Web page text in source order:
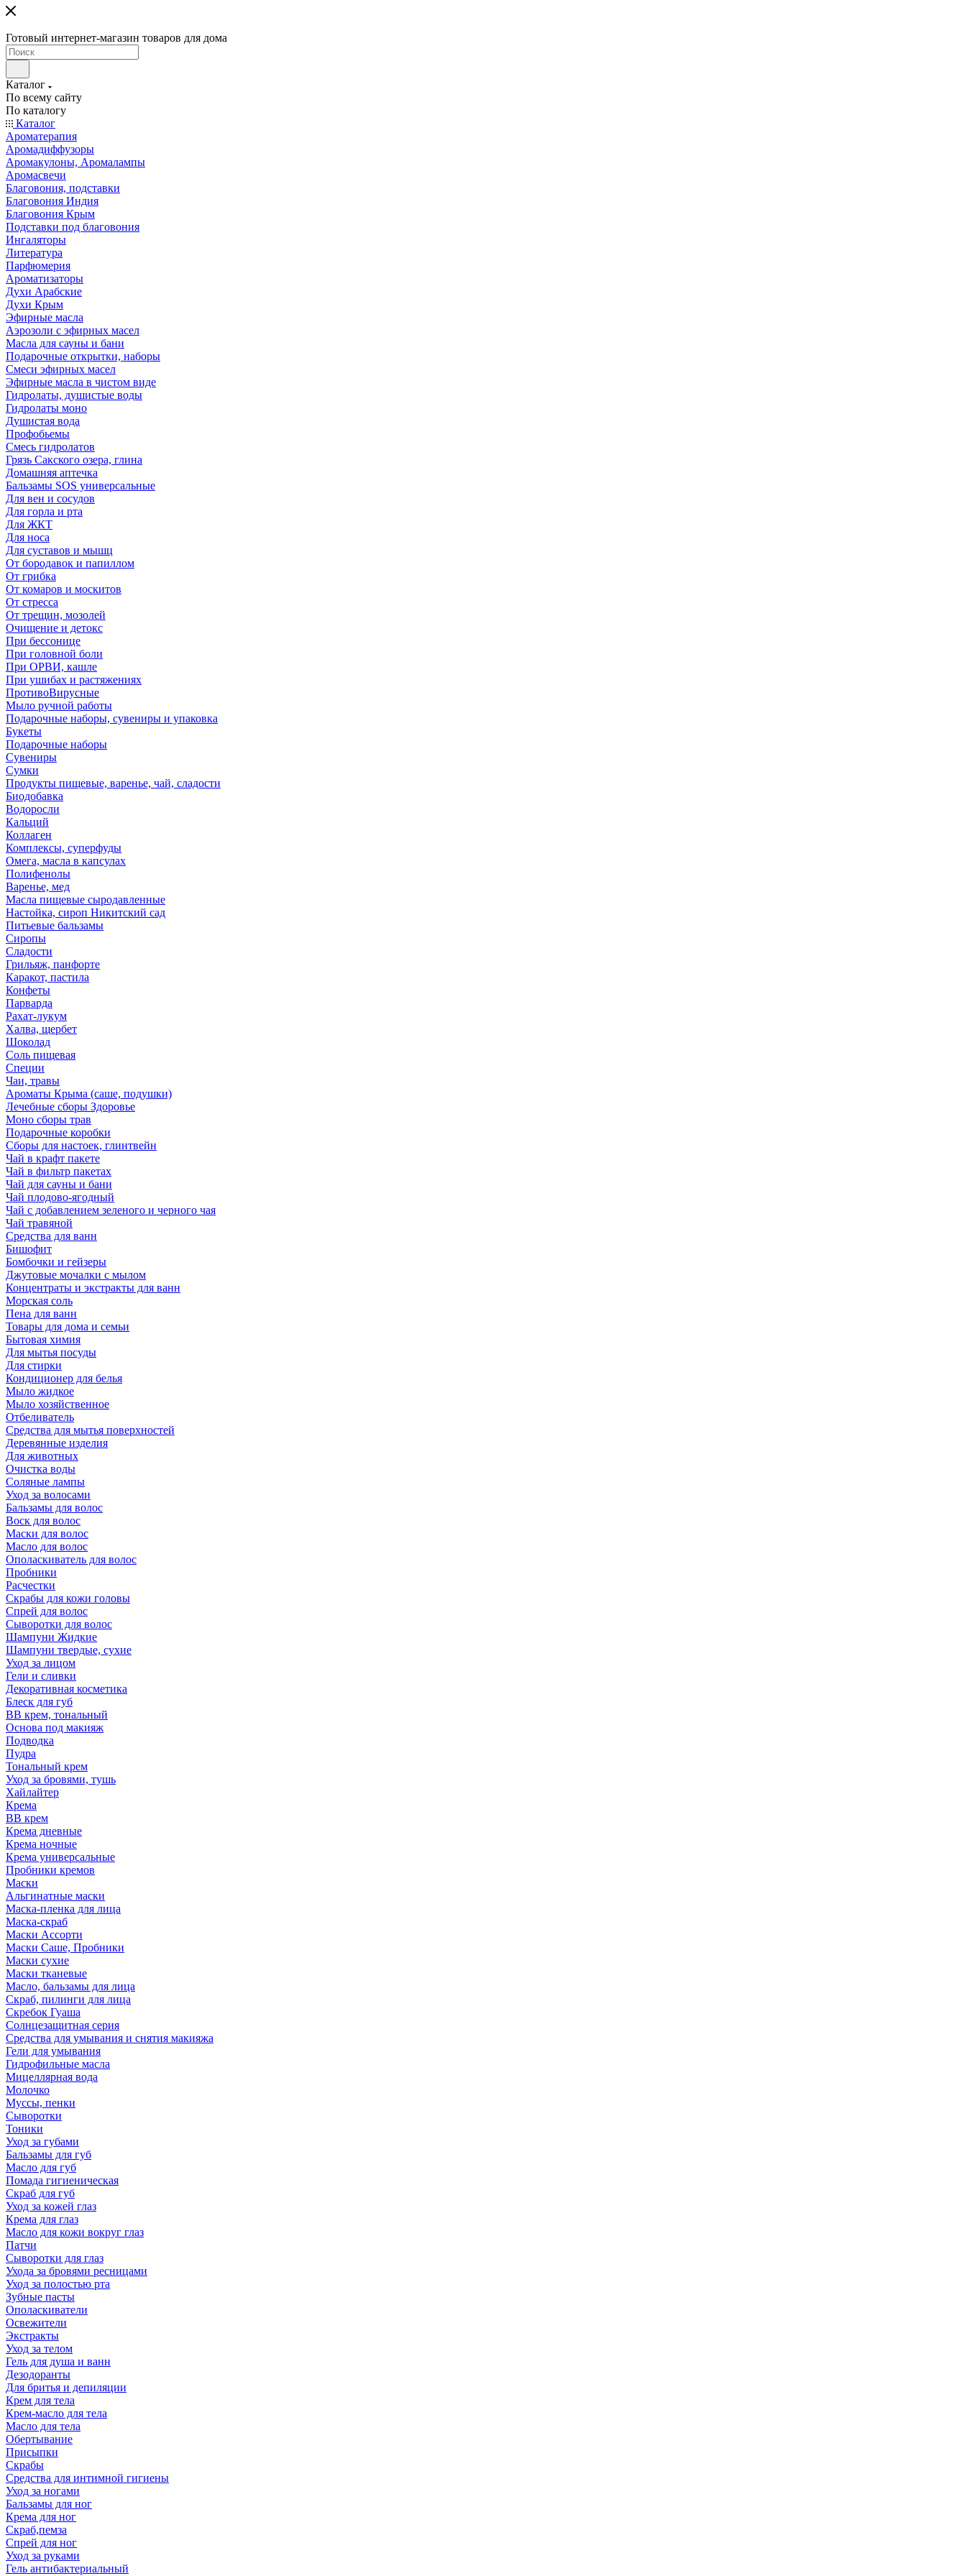
Готовый интернет-магазин товаров для дома
Каталог
По всему сайту
По каталогу
Каталог
Ароматерапия
Аромадиффузоры
Аромакулоны, Аромалампы
Аромасвечи
Благовония, подставки
Благовония Индия
Благовония Крым
Подставки под благовония
Ингаляторы
Литература
Парфюмерия
Ароматизаторы
Духи Арабские
Духи Крым
Эфирные масла
Аэрозоли с эфирных масел
Масла для сауны и бани
Подарочные открытки, наборы
Смеси эфирных масел
Эфирные масла в чистом виде
Гидролаты, душистые воды
Гидролаты моно
Душистая вода
Профобьемы
Смесь гидролатов
Грязь Сакского озера, глина
Домашняя аптечка
Бальзамы SOS универсальные
Для вен и сосудов
Для горла и рта
Для ЖКТ
Для носа
Для суставов и мышц
От бородавок и папиллом
От грибка
От комаров и москитов
От стресса
От трещин, мозолей
Очищение и детокс
При бессонице
При головной боли
При ОРВИ, кашле
При ушибах и растяжениях
ПротивоВирусные
Мыло ручной работы
Подарочные наборы, сувениры и упаковка
Букеты
Подарочные наборы
Сувениры
Сумки
Продукты пищевые, варенье, чай, сладости
Биодобавка
Водоросли
Кальций
Коллаген
Комплексы, суперфуды
Омега, масла в капсулах
Полифенолы
Варенье, мед
Масла пищевые сыродавленные
Настойка, сироп Никитский сад
Питьевые бальзамы
Сиропы
Сладости
Грильяж, панфорте
Каракот, пастила
Конфеты
Парварда
Рахат-лукум
Халва, щербет
Шоколад
Соль пищевая
Специи
Чаи, травы
Ароматы Крыма (саше, подушки)
Лечебные сборы Здоровье
Моно сборы трав
Подарочные коробки
Сборы для настоек, глинтвейн
Чай в крафт пакете
Чай в фильтр пакетах
Чай для сауны и бани
Чай плодово-ягодный
Чай с добавлением зеленого и черного чая
Чай травяной
Средства для ванн
Бишофит
Бомбочки и гейзеры
Джутовые мочалки с мылом
Концентраты и экстракты для ванн
Морская соль
Пена для ванн
Товары для дома и семьи
Бытовая химия
Для мытья посуды
Для стирки
Кондиционер для белья
Мыло жидкое
Мыло хозяйственное
Отбеливатель
Средства для мытья поверхностей
Деревянные изделия
Для животных
Очистка воды
Соляные лампы
Уход за волосами
Бальзамы для волос
Воск для волос
Маски для волос
Масло для волос
Ополаскиватель для волос
Пробники
Расчестки
Скрабы для кожи головы
Спрей для волос
Сыворотки для волос
Шампуни Жидкие
Шампуни твердые, сухие
Уход за лицом
Гели и сливки
Декоративная косметика
Блеск для губ
ВВ крем, тональный
Основа под макияж
Подводка
Пудра
Тональный крем
Уход за бровями, тушь
Хайлайтер
Крема
ВВ крем
Крема дневные
Крема ночные
Крема универсальные
Пробники кремов
Маски
Альгинатные маски
Маска-пленка для лица
Маска-скраб
Маски Ассорти
Маски Саше, Пробники
Маски сухие
Маски тканевые
Масло, бальзамы для лица
Скраб, пилинги для лица
Скребок Гуаша
Солнцезащитная серия
Средства для умывания и снятия макияжа
Гели для умывания
Гидрофильные масла
Мицеллярная вода
Молочко
Муссы, пенки
Сыворотки
Тоники
Уход за губами
Бальзамы для губ
Масло для губ
Помада гигиеническая
Скраб для губ
Уход за кожей глаз
Крема для глаз
Масло для кожи вокруг глаз
Патчи
Сыворотки для глаз
Ухода за бровями ресницами
Уход за полостью рта
Зубные пасты
Ополаскиватели
Освежители
Экстракты
Уход за телом
Гель для душа и ванн
Дезодоранты
Для бритья и депиляции
Крем для тела
Крем-масло для тела
Масло для тела
Обертывание
Присыпки
Скрабы
Средства для интимной гигиены
Уход за ногами
Бальзамы для ног
Крема для ног
Скраб,пемза
Спрей для ног
Уход за руками
Гель антибактериальный